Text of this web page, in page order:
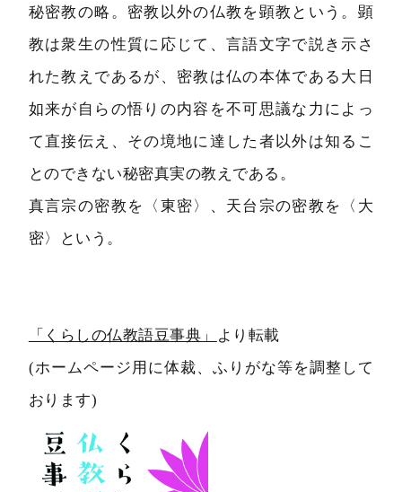
秘密教の略。密教以外の仏教を顕教という。顕
教は衆生の性質に応じて、言語文字で説き示さ
れた教えであるが、密教は仏の本体である大日
如来が自らの悟りの内容を不可思議な力によっ
て直接伝え、その境地に達した者以外は知るこ
とのできない秘密真実の教えである。
真言宗の密教を〈東密〉、天台宗の密教を〈大
密〉という。
「くらしの仏教語豆事典」
より転載
(ホームページ用に体裁、ふりがな等を調整して
おります)